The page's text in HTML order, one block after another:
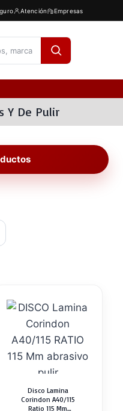
Atención Empresas
Y De Pulir
Disco Lamina
Corindon A40/115
Ratio 115 Mm